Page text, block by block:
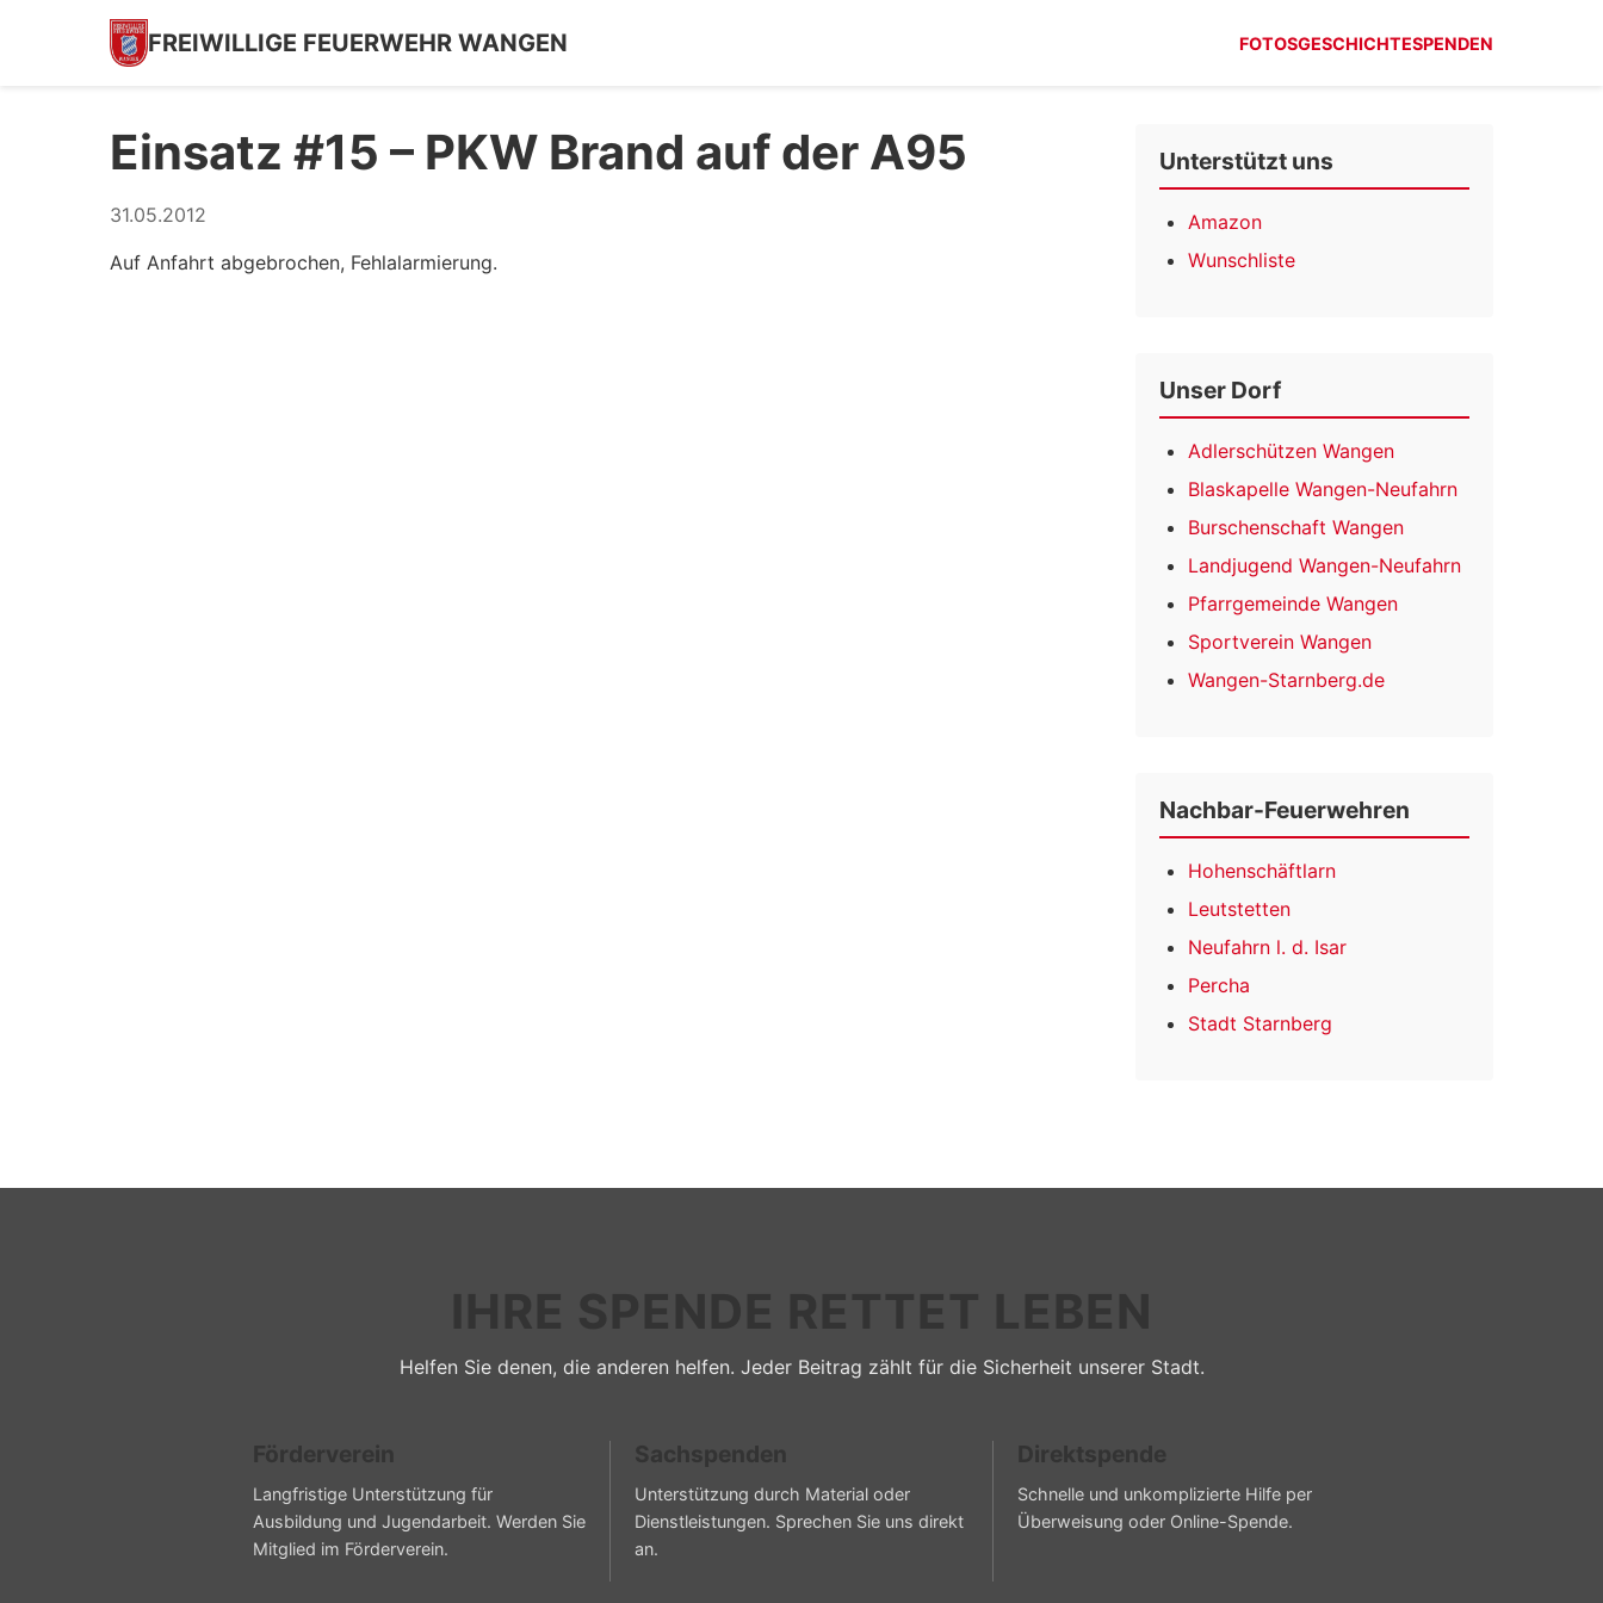
FREIWILLIGE FEUERWEHR WANGEN FOTOSGESCHICHTESPENDEN
Einsatz #15 – PKW Brand auf der A95
31.05.2012
Auf Anfahrt abgebrochen, Fehlalarmierung.
Unterstützt uns
Amazon
Wunschliste
Unser Dorf
Adlerschützen Wangen
Blaskapelle Wangen-Neufahrn
Burschenschaft Wangen
Landjugend Wangen-Neufahrn
Pfarrgemeinde Wangen
Sportverein Wangen
Wangen-Starnberg.de
Nachbar-Feuerwehren
Hohenschäftlarn
Leutstetten
Neufahrn l. d. Isar
Percha
Stadt Starnberg
IHRE SPENDE RETTET LEBEN
Helfen Sie denen, die anderen helfen. Jeder Beitrag zählt für die Sicherheit unserer Stadt.
Förderverein
Langfristige Unterstützung für
Ausbildung und Jugendarbeit. Werden Sie
Mitglied im Förderverein.
Sachspenden
Unterstützung durch Material oder
Dienstleistungen. Sprechen Sie uns direkt
an.
Direktspende
Schnelle und unkomplizierte Hilfe per
Überweisung oder Online-Spende.